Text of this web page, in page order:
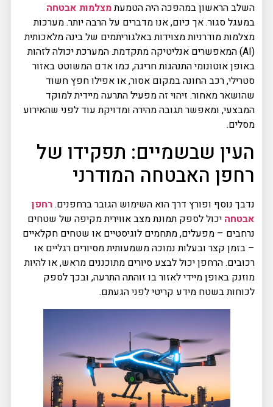
השלב הראשון במהפכה היה הטמעתמצלמות אבטחה
במעגל סגור. אך כיום, אנו מדברים על הרבה יותר. מערכות
מצלמות מודרניות מצוידות באלגוריתמים של בינה מלאכותית
(AI) המאפשרים אנליטיקה מתקדמת. המערכת יכולה לזהות
באופן אוטונומי התנהגות חריגה, כמו אדם המשוטט באזור
סטרילי, רכב החונה במקום אסור, או אפילו חפץ חשוד
שהושאר מאחור. זיהוי זה מפעיל התרעה מיידית למוקד
המבצעי, ומאפשר תגובה מהירה ומדויקת עוד לפני שהאירוע
מסלים.
העין שבשמיים: תפקידו של
רחפן האבטחה המודרני
נדבך נוסף ופורץ דרך הוא השימוש הגובר ברחפנים.רחפן
אבטחה יכול לספק תמונת מצב אווירית מקיפה של שטחים
נרחבים – מפעלים, מתחמים לוגיסטיים או שטחים חקלאיים
– בזמן קצר ובעלות נמוכה משמעותית מסיורים רגליים או
רכובים. הרחפן יכול לבצע סיורים מתוכננים מראש, או להיות
מוזנק באופן מיידי לאזור בו זוהתה התרעה, ובכך לספק
לכוחות בשטח מידע קריטי לפני הגעתם.